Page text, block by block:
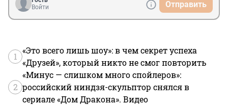
Войти
Отправить
1
«Это всего лишь шоу»: в чем секрет успеха
«Друзей», который никто не смог повторить
2
«Минус — слишком много спойлеров»:
российский ниндзя-скульптор снялся в
сериале «Дом Дракона». Видео